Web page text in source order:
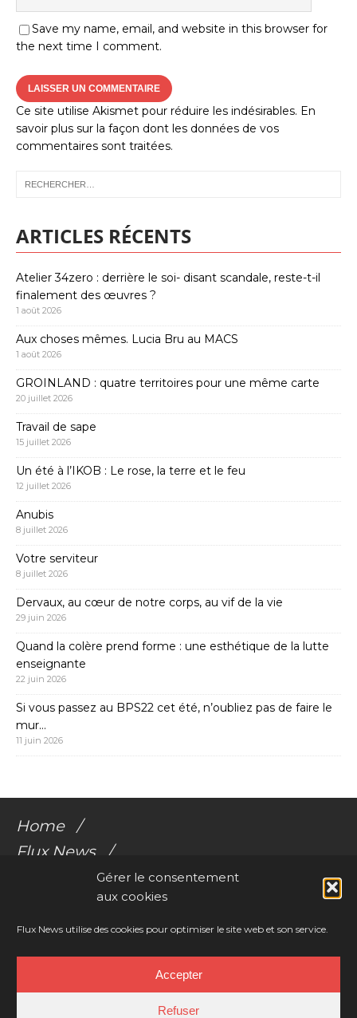
Gérer le consentement
aux cookies
Flux News utilise des cookies pour optimiser le site web et son service.
Accepter
Refuser
Save my name, email, and website in this browser for
the next time I comment.
Ce site utilise Akismet pour réduire les indésirables. En
savoir plus sur la façon dont les données de vos
commentaires sont traitées.
ARTICLES RÉCENTS
Atelier 34zero : derrière le soi- disant scandale, reste-t-il
finalement des œuvres ?
1 août 2026
Aux choses mêmes. Lucia Bru au MACS
1 août 2026
GROINLAND : quatre territoires pour une même carte
20 juillet 2026
Travail de sape
15 juillet 2026
Un été à l’IKOB : Le rose, la terre et le feu
12 juillet 2026
Anubis
8 juillet 2026
Votre serviteur
8 juillet 2026
Dervaux, au cœur de notre corps, au vif de la vie
29 juin 2026
Quand la colère prend forme : une esthétique de la lutte
enseignante
22 juin 2026
Si vous passez au BPS22 cet été, n’oubliez pas de faire le
mur…
11 juin 2026
Home
Flux News
Galerie Flux
Videos
Résonances Corporelles